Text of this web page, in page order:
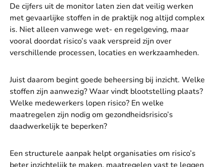
De cijfers uit de monitor laten zien dat veilig werken
met gevaarlijke stoffen in de praktijk nog altijd complex
is. Niet alleen vanwege wet- en regelgeving, maar
vooral doordat risico’s vaak verspreid zijn over
verschillende processen, locaties en werkzaamheden.
Juist daarom begint goede beheersing bij inzicht. Welke
stoffen zijn aanwezig? Waar vindt blootstelling plaats?
Welke medewerkers lopen risico? En welke
maatregelen zijn nodig om gezondheidsrisico’s
daadwerkelijk te beperken?
Een structurele aanpak helpt organisaties om risico’s